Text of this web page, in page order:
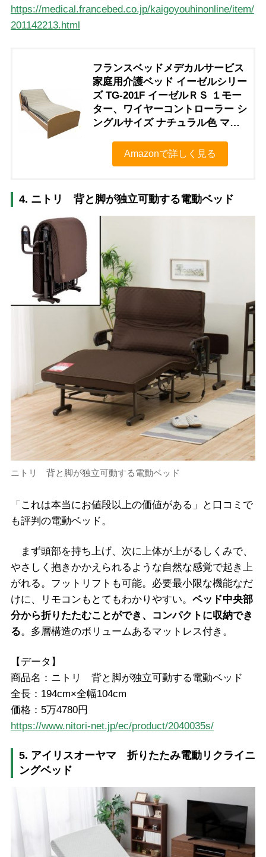
https://medical.francebed.co.jp/kaigoyouhinonline/item/
201142213.html
フランスベッドメデカルサービス
家庭用介護ベッド イーゼルシリー
ズ TG-201F イーゼルＲＳ １モー
ター、ワイヤーコントローラー シ
ングルサイズ ナチュラル色 マッ
立て付きAmazonで詳しく見る
4. ニトリ 背と脚が独立可動する電動ベッド
ニトリ 背と脚が独立可動する電動ベッド
「これは本当にお値段以上の価値がある」と口コミで
も評判の電動ベッド。
まず頭部を持ち上げ、次に上体が上がるしくみで、
やさしく抱きかかえられるような自然な感覚で起き上
がれる。フットリフトも可能。必要最小限な機能なだ
けに、リモコンもとてもわかりやすい。 ベッド中央部
分から折りたたむことができ、コンパクトに収納でき
る。多層構造のボリュームあるマットレス付き。
【データ】
商品名：ニトリ 背と脚が独立可動する電動ベッド
全長：194cm×全幅104cm
価格：5万4780円
https://www.nitori-net.jp/ec/product/2040035s/
5. アイリスオーヤマ 折りたたみ電動リクライニ
ングベッド